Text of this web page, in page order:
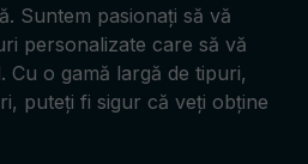
Suntem pasionați să vă
personalizate care să vă
Cu o gamă largă de tipuri,
puteți fi sigur că veți obține